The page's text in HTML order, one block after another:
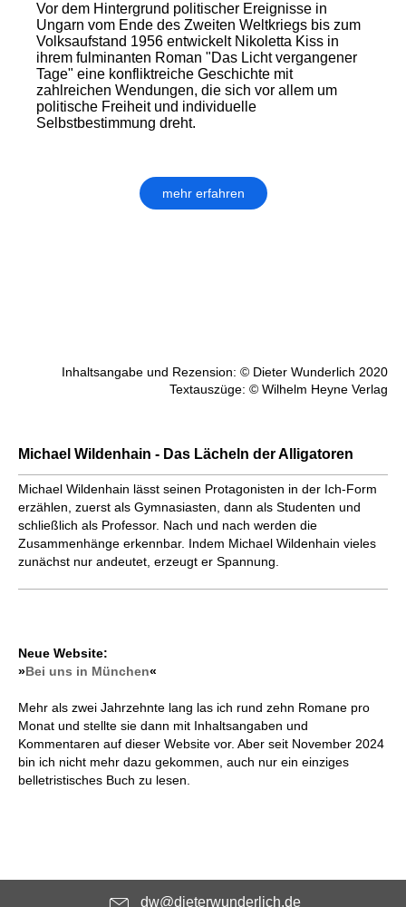
Vor dem Hintergrund politischer Ereignisse in
Ungarn vom Ende des Zweiten Weltkriegs bis zum
Volksaufstand 1956 entwickelt Nikoletta Kiss in
ihrem fulminanten Roman "Das Licht vergangener
Tage" eine konfliktreiche Geschichte mit
zahlreichen Wendungen, die sich vor allem um
politische Freiheit und individuelle
Selbstbestimmung dreht.
mehr erfahren
Inhaltsangabe und Rezension: © Dieter Wunderlich 2020
Textauszüge: © Wilhelm Heyne Verlag
Michael Wildenhain - Das Lächeln der Alligatoren
Michael Wildenhain lässt seinen Prota­gonisten in der Ich-Form
erzählen, zuerst als Gymnasiasten, dann als Studenten und
schließlich als Professor. Nach und nach werden die
Zusammenhänge erkennbar. Indem Michael Wildenhain vieles
zunächst nur andeutet, erzeugt er Spannung.
Neue Website:
»Bei uns in München«
Mehr als zwei Jahrzehnte lang las ich rund zehn Romane pro
Monat und stellte sie dann mit Inhaltsangaben und
Kommentaren auf dieser Website vor. Aber seit November 2024
bin ich nicht mehr dazu gekommen, auch nur ein einziges
belletristisches Buch zu lesen.
dw@dieterwunderlich.de